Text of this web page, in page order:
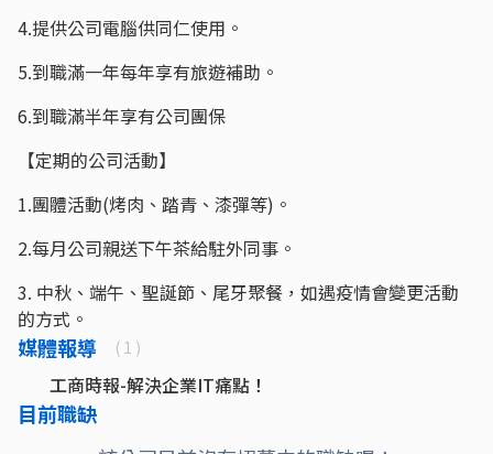
4.提供公司電腦供同仁使用。
5.到職滿一年每年享有旅遊補助。
6.到職滿半年享有公司團保
【定期的公司活動】
1.團體活動(烤肉、踏青、漆彈等)。
2.每月公司親送下午茶給駐外同事。
3. 中秋、端午、聖誕節、尾牙聚餐，如遇疫情會變更活動
的方式。
媒體報導 ( 1 )
工商時報-解決企業IT痛點！
目前職缺